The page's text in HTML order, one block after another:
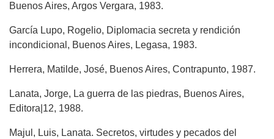
Buenos Aires, Argos Vergara, 1983.
García Lupo, Rogelio, Diplomacia secreta y rendición
incondicional, Buenos Aires, Legasa, 1983.
Herrera, Matilde, José, Buenos Aires, Contrapunto, 1987.
Lanata, Jorge, La guerra de las piedras, Buenos Aires,
Editora|12, 1988.
Majul, Luis, Lanata. Secretos, virtudes y pecados del